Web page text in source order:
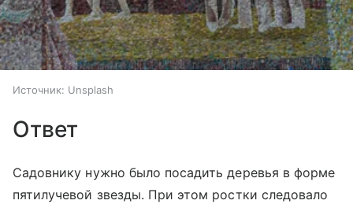
Источник: Unsplash
Ответ
Садовнику нужно было посадить деревья в форме
пятилучевой звезды. При этом ростки следовало